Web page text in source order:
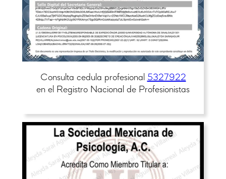
Consulta cedula profesional 5327922
en el Registro Nacional de Profesionistas